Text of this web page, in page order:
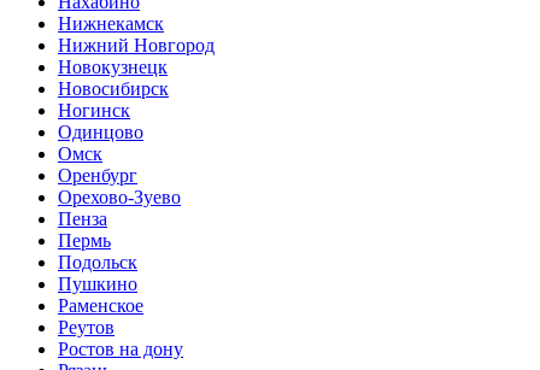
Нижнекамск
Нижний Новгород
Новокузнецк
Новосибирск
Ногинск
Одинцово
Омск
Оренбург
Орехово-Зуево
Пенза
Пермь
Подольск
Пушкино
Раменское
Реутов
Ростов на дону